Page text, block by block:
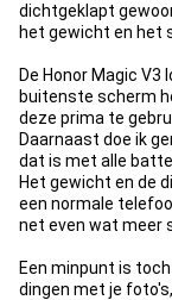
dichtgeklapt
het gewicht en het
De Honor Magic V3
buitenste scherm
deze prima te
Daarnaast doe ik
dat is met alle
Het gewicht en de
een normale
net even wat meer
Een minpunt is
dingen met je